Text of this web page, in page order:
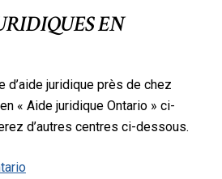
EN
d’aide juridique près de chez
« Aide juridique Ontario » ci-
d’autres centres ci-dessous.